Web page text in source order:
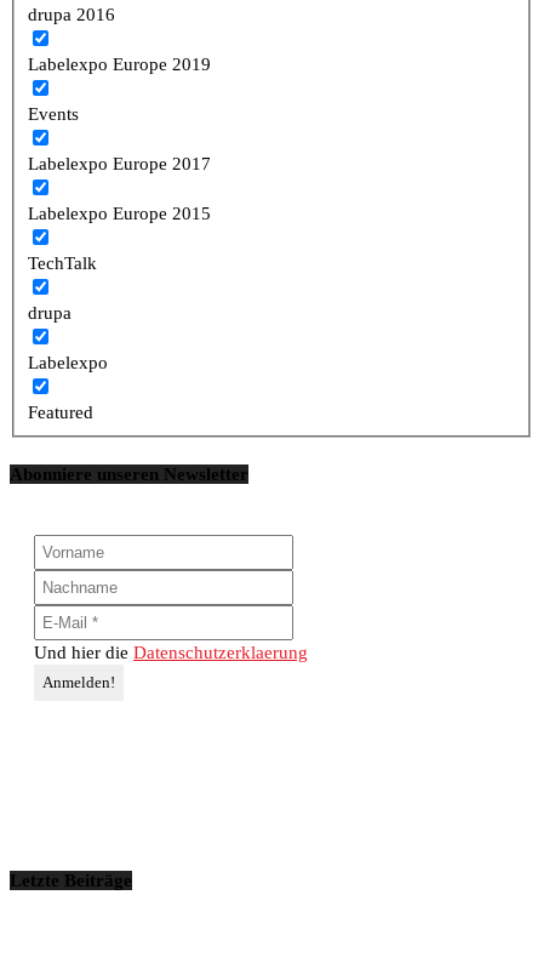
drupa 2016
Labelexpo Europe 2019
Events
Labelexpo Europe 2017
Labelexpo Europe 2015
TechTalk
drupa
Labelexpo
Featured
Abonniere unseren Newsletter
Und hier die Datenschutzerklaerung
Letzte Beiträge